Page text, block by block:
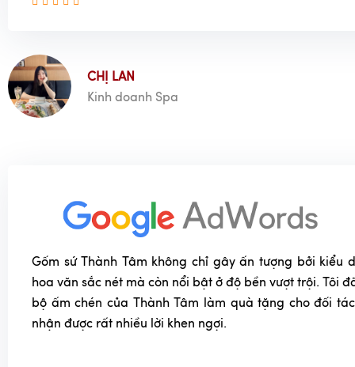
CHỊ LAN
Kinh doanh Spa
Gốm sứ Thành Tâm không chỉ gây ấn tượng bởi kiểu
hoa văn sắc nét mà còn nổi bật ở độ bền vượt trội. Tôi
bộ ấm chén của Thành Tâm làm quà tặng cho đối
nhận được rất nhiều lời khen ngợi.